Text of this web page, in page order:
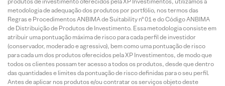
metodologia de adequação dos produtos por portfólio, nos termos das
Regras e Procedimentos ANBIMA de Suitability nº 01 e do Código ANBIMA
de Distribuição de Produtos de Investimento. Essa metodologia consiste em
atribuir uma pontuação máxima de risco para cada perfil de investidor
(conservador, moderado e agressivo), bem como uma pontuação de risco
para cada um dos produtos oferecidos pela XP Investimentos, de modo que
todos os clientes possam ter acesso a todos os produtos, desde que dentro
das quantidades e limites da pontuação de risco definidas para o seu perfil.
Antes de aplicar nos produtos e/ou contratar os serviços objeto deste